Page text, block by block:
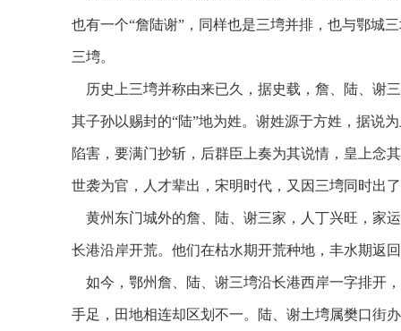
也有一个“詹陆谢”，同样也是三塆并排，也与鄂城三
三塆。
历史上三塆并称由来已久，据史载，詹、陆、谢
其子孙以赐封的“陆”地为姓。 谢姓源于方姓，据说
陷害，要满门抄斩，后群臣上奏为其说情，皇上念
世袭为官，人才辈出，宋明时代，又因三塆同时出
黄州 东门城外的詹、陆、谢三家，人丁兴旺，家
长港沿岸开荒。他们在枯水期开荒种地，丰水期返
如今，鄂州詹、陆、谢三塆沿长港西岸一字排开
手足，田地相连却区划不一。陆、谢土塆属樊口街